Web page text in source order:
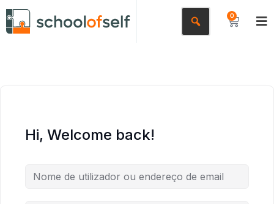
0
Hi, Welcome back!